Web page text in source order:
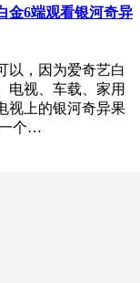
金6端观看银河奇异
以，因为爱奇艺白
电视、车载、家用
视上的银河奇异果
一个…